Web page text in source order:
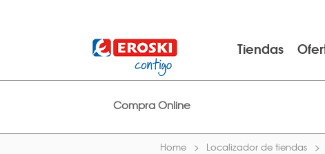
Tiendas
Compra Online
Home Localizador de tiendas